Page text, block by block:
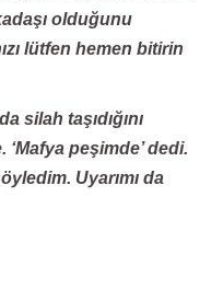
olduğunu
lütfen hemen bitirin
silah taşıdığını
peşimde’ dedi.
Uyarımı da